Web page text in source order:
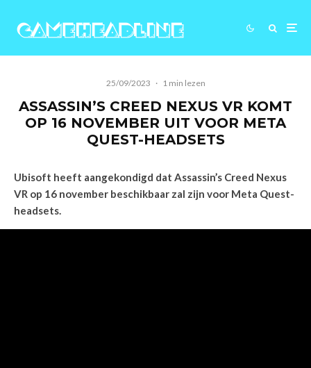
25/09/2023 · 1 min lezen
ASSASSIN’S CREED NEXUS VR KOMT
OP 16 NOVEMBER UIT VOOR META
QUEST-HEADSETS
Ubisoft heeft aangekondigd dat Assassin’s Creed Nexus
VR op 16 november beschikbaar zal zijn voor Meta Quest-
headsets.